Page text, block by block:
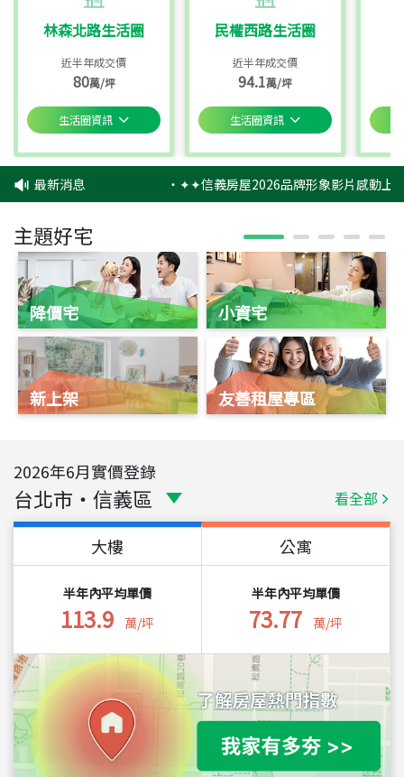
林森北路生活圈
近半年成交價
80萬/坪
生活圈資訊
民權西路生活圈
近半年成交價
94.1萬/坪
生活圈資訊
最新消息 ‧✦✦信義房屋2026品牌形象影片感動上
主題好宅
降價宅
新上架
小資宅
友善租屋專區
2026年6月實價登錄
台北市 ・ 信義區 看全部
大樓
半年內平均單價
113.9 萬/坪
公寓
半年內平均單價
73.77 萬/坪